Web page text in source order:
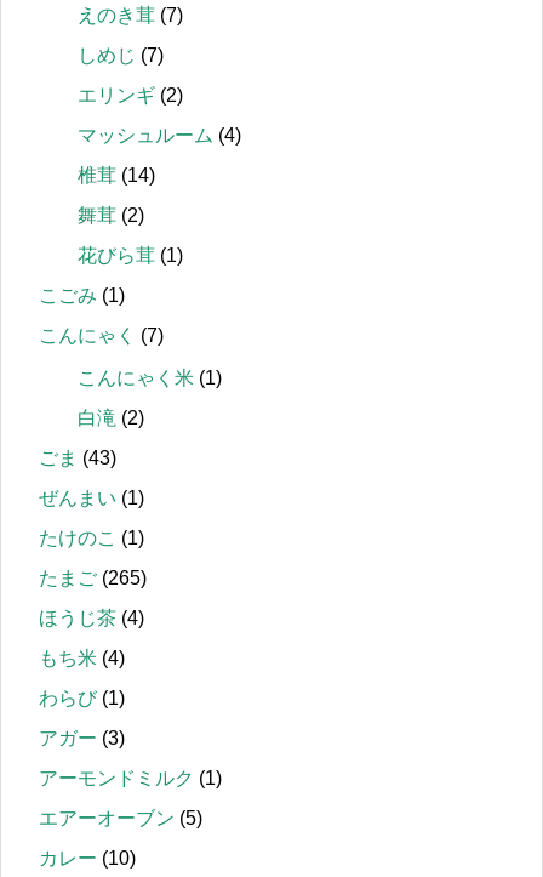
えのき茸 (7)
しめじ (7)
エリンギ (2)
マッシュルーム (4)
椎茸 (14)
舞茸 (2)
花びら茸 (1)
こごみ (1)
こんにゃく
(7)
こんにゃく米 (1)
白滝 (2)
ごま (43)
ぜんまい (1)
たけのこ (1)
たまご (265)
ほうじ茶 (4)
もち米 (4)
わらび(1)
アガー (3)
アーモンドミルク (1)
エアーオーブン (5)
カレー (10)